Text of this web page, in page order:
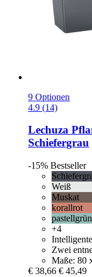
9 Optionen
4.9 (14)
Lechuza
Schiefergrau
-15% Bestseller
Weiß
Muskat
korallrot
pastellgrün
+4
Zwei
Maße: 80
€ 38,66 € 45,49